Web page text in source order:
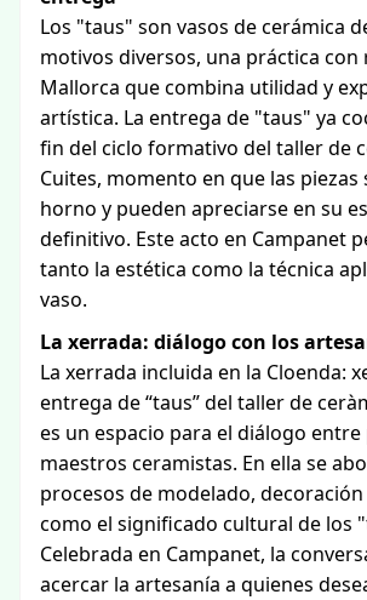
Los "taus" son vasos de cerámica
motivos diversos, una práctica con
Mallorca que combina utilidad y
artística. La entrega de "taus" ya
fin del ciclo formativo del taller de
Cuites, momento en que las piezas
horno y pueden apreciarse en su
definitivo. Este acto en Campanet
tanto la estética como la técnica
vaso.
La xerrada: diálogo con los
La xerrada incluida en la Cloenda:
entrega de “taus” del taller de
es un espacio para el diálogo
maestros ceramistas. En ella se
procesos de modelado, decoración
como el significado cultural de los
Celebrada en Campanet, la
acercar la artesanía a quienes